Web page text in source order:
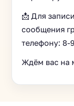
📩 Для
сообщения
телефону: 8-
Ждём вас на